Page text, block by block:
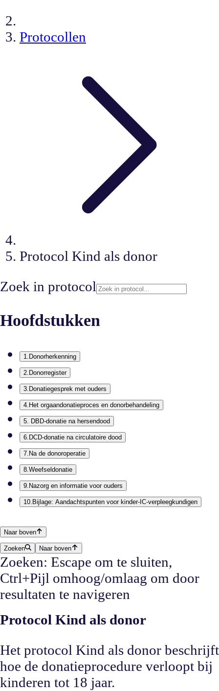
Protocollen
Protocol Kind als donor
Zoek in protocol
Hoofdstukken
1. Donorherkenning
2. Donorregister
3. Donatiegesprek met ouders
4. Het orgaandonatieproces en donorbehandeling
5. DBD-donatie na hersendood
6. DCD-donatie na circulatoire dood
7. Na de donoroperatie
8.Weefseldonatie
9. Nazorg en informatie voor ouders
10. Bijlage: Aandachtspunten voor kinder-IC-verpleegkundigen
Naar boven
Zoeken Naar boven
Zoeken: Escape om te sluiten,
Ctrl+Pijl omhoog/omlaag om door
resultaten te navigeren
Protocol Kind als donor
Het protocol Kind als donor beschrijft
hoe de donatieprocedure verloopt bij
kinderen tot 18 jaar.